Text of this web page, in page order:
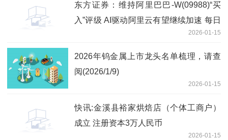
东方证券：维持阿里巴巴-W(09988)“买
入”评级 AI驱动阿里云有望继续加速 每日
2026-01-15
2026年钨金属上市龙头名单梳理，请查
阅(2026/1/9)
2026-01-15
快讯:金溪县裕家烘焙店（个体工商户）
成立 注册资本3万人民币
2026-01-15